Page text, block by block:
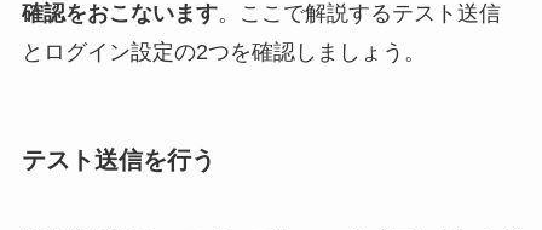
確認をおこないます。ここで解説するテスト送信
とログイン設定の2つを確認しましょう。
テスト送信を行う